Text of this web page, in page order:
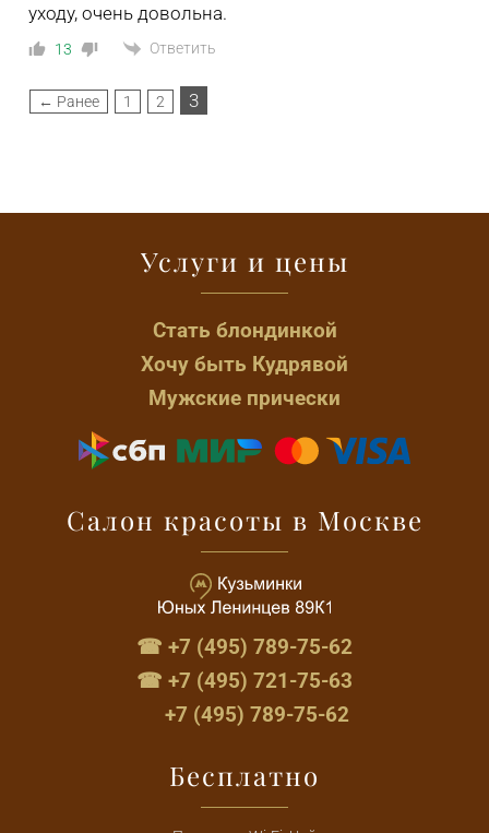
уходу, очень довольна.
13 Ответить
← Ранее 1 2 3
Услуги и цены
Стать блондинкой
Хочу быть Кудрявой
Мужские прически
Салон красоты в Москве
☎ +7 (495) 789-75-62
☎ +7 (495) 721-75-63
+7 (495) 789-75-62
Бесплатно